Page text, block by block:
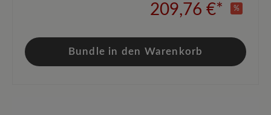
209,76 €*
%
Bundle in den Warenkorb